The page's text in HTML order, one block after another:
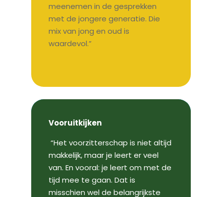
meenemen in de gesprekken
met de jongere generatie. Die
mix van jong en oud is
waardevol.”
Vooruitkijken
“Het voorzitterschap is niet altijd
makkelijk, maar je leert er veel
van. En vooral: je leert om met de
tijd mee te gaan. Dat is
misschien wel de belangrijkste